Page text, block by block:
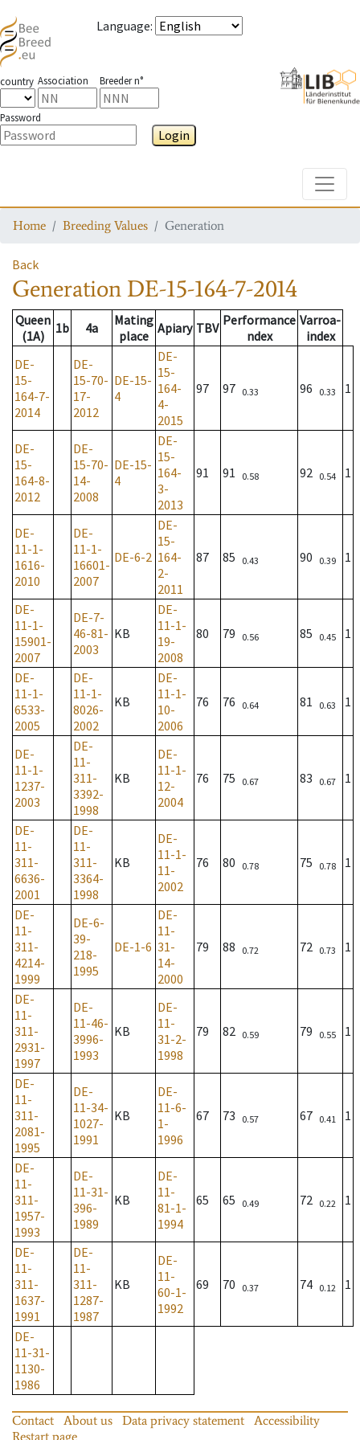
Language:
country Association Breeder n°
Password
Login
Home Breeding Values Generation
Back
Generation DE-15-164-7-2014
Queen
(1A)
1b 4a
Mating
place Apiary TBV Performance
ndex
Varroa-
index
DE-
15-
164-7-
2014
DE-
15-70-
17-
2012
DE-15-
4
DE-
15-
164-
4-
2015
97 97 0.33 96 0.33 1
DE-
15-
164-8-
2012
DE-
15-70-
14-
2008
DE-15-
4
DE-
15-
164-
3-
2013
91 91 0.58 92 0.54 1
DE-
11-1-
1616-
2010
DE-
11-1-
16601-
2007
DE-6-2
DE-
15-
164-
2-
2011
87 85 0.43 90 0.39 1
DE-
11-1-
15901-
2007
DE-7-
46-81-
2003
KB
DE-
11-1-
19-
2008
80 79 0.56 85 0.45 1
DE-
11-1-
6533-
2005
DE-
11-1-
8026-
2002
KB
DE-
11-1-
10-
2006
76 76 0.64 81 0.63 1
DE-
11-1-
1237-
2003
DE-
11-
311-
3392-
1998
KB
DE-
11-1-
12-
2004
76 75 0.67 83 0.67 1
DE-
11-
311-
6636-
2001
DE-
11-
311-
3364-
1998
KB
DE-
11-1-
11-
2002
76 80 0.78 75 0.78 1
DE-
11-
311-
4214-
1999
DE-6-
39-
218-
1995
DE-1-6
DE-
11-
31-
14-
2000
79 88 0.72 72 0.73 1
DE-
11-
311-
2931-
1997
DE-
11-46-
3996-
1993
KB
DE-
11-
31-2-
1998
79 82 0.59 79 0.55 1
DE-
11-
311-
2081-
1995
DE-
11-34-
1027-
1991
KB
DE-
11-6-
1-
1996
67 73 0.57 67 0.41 1
DE-
11-
311-
1957-
1993
DE-
11-31-
396-
1989
KB
DE-
11-
81-1-
1994
65 65 0.49 72 0.22 1
DE-
11-
311-
1637-
1991
DE-
11-
311-
1287-
1987
KB
DE-
11-
60-1-
1992
69 70 0.37 74 0.12 1
DE-
11-31-
1130-
1986
Contact About us Data privacy statement
Accessibility
Restart page